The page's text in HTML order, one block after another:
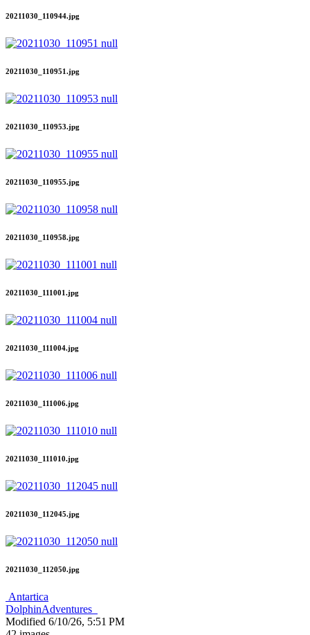
20211030_110944.jpg
20211030_110951.jpg
20211030_110953.jpg
20211030_110955.jpg
20211030_110958.jpg
20211030_111001.jpg
20211030_111004.jpg
20211030_111006.jpg
20211030_111010.jpg
20211030_112045.jpg
20211030_112050.jpg
Antartica
DolphinAdventures
Modified 6/10/26, 5:51 PM